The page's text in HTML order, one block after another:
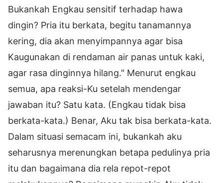
Bukankah Engkau sensitif terhadap hawa
dingin? Pria itu berkata, begitu tanamannya
kering, dia akan menyimpannya agar bisa
Kaugunakan di rendaman air panas untuk kaki,
agar rasa dinginnya hilang." Menurut engkau
semua, apa reaksi-Ku setelah mendengar
jawaban itu? Satu kata. (Engkau tidak bisa
berkata-kata.) Benar, Aku tak bisa berkata-kata.
Dalam situasi semacam ini, bukankah aku
seharusnya merenungkan betapa pedulinya pria
itu dan bagaimana dia rela repot-repot